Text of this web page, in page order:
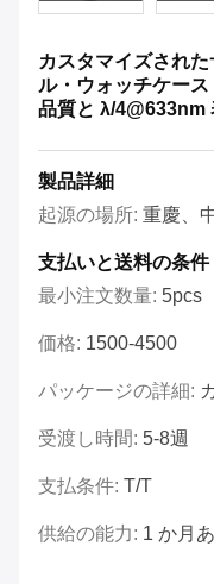
カスタマイズされ
ル・ウォッチケー
品質と λ/4@633nm
製品詳細
起源の場所: 重慶、
支払いと送料の条件
最小注文数量: 5pcs
価格: 1500-4500
パッケージの詳細:
受渡し時間: 5-8週
支払条件: T/T
供給の能力: 1 か月